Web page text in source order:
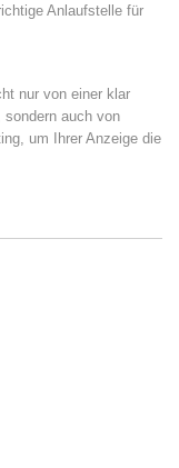
Anlaufstelle für
nur von einer klar
auch von
um Ihrer Anzeige die